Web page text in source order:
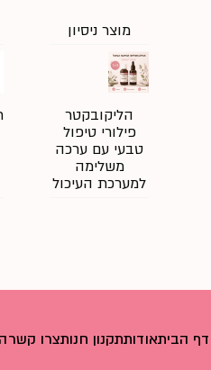
מוצר ניסיון
הליקובקטר
פילורי טיפול
טבעי עם ערכה
משלימה
למערכת העיכול
דף הביתאודותתקנון חנותצרו קשר